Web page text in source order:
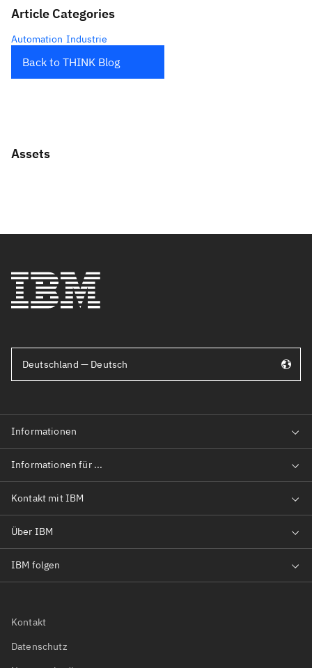
Article Categories
Automation Industrie
Back to THINK Blog
Assets
Deutschland — Deutsch
Kontakt
Datenschutz